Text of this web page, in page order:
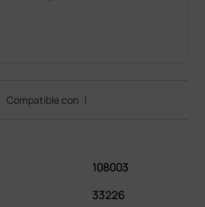
Compatible con |
108003
33226